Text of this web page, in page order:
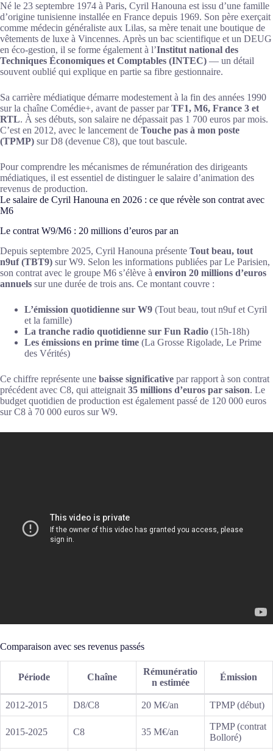
Né le 23 septembre 1974 à Paris, Cyril Hanouna est issu d’une famille
d’origine tunisienne installée en France depuis 1969. Son père exerçait
comme médecin généraliste aux Lilas, sa mère tenait une boutique de
vêtements de luxe à Vincennes. Après un bac scientifique et un DEUG
en éco-gestion, il se forme également à l’Institut national des
Techniques Économiques et Comptables (INTEC) — un détail
souvent oublié qui explique en partie sa fibre gestionnaire.
Sa carrière médiatique démarre modestement à la fin des années 1990
sur la chaîne Comédie+, avant de passer parTF1, M6, France 3 et
RTL. À ses débuts, son salaire ne dépassait pas 1 700 euros par mois.
C’est en 2012, avec le lancement de Touche pas à mon poste
(TPMP) sur D8 (devenue C8), que tout bascule.
Pour comprendre les mécanismes de rémunération des dirigeants
médiatiques, il est essentiel de distinguer le salaire d’animation des
revenus de production.
Le salaire de Cyril Hanouna en 2026 : ce que révèle son contrat avec
M6
Le contrat W9/M6 : 20 millions d’euros par an
Depuis septembre 2025, Cyril Hanouna présente Tout beau, tout
n9uf (TBT9) sur W9. Selon les informations publiées par Le Parisien,
son contrat avec le groupe M6 s’élève à environ 20 millions d’euros
annuels sur une durée de trois ans. Ce montant couvre :
L’émission quotidienne sur W9 (Tout beau, tout n9uf et Cyril
et la famille)
La tranche radio quotidienne sur Fun Radio (15h-18h)
Les émissions en prime time (La Grosse Rigolade, Le Prime
des Vérités)
Ce chiffre représente une baisse significative par rapport à son contrat
précédent avec C8, qui atteignait 35 millions d’euros par saison. Le
budget quotidien de production est également passé de 120 000 euros
sur C8 à 70 000 euros sur W9.
Comparaison avec ses revenus passés
Période Chaîne
Rémunératio
n estimée
Émission
2012-2015 D8/C8 20 M€/an TPMP (début)
2015-2025 C8 35 M€/an
TPMP (contrat
Bolloré)